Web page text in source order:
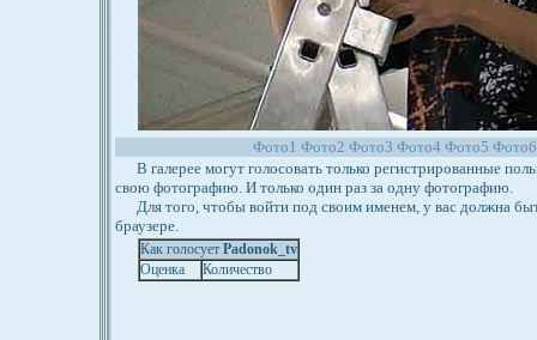
Фото1 Фото2 Фото3 Фото4 Фото5
В галерее могут голосовать только регистрированные
свою фотографию. И только один раз за одну фотографию.
Для того, чтобы войти под своим именем, у вас должна
браузере.
Как голосует Padonok_tv
Оценка
Количество